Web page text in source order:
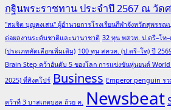
กฐินพระราชทาน ประจำปี 2567 ณ วัด
"สมจิต บุญคงเสน" ผู้อำนวยการโรงเรียนกีฬาจังหวัดสุพรร
ต่อผลงานระดับชาติและนานาชาติ 32 ทุน พสวท. ป.ตรี–โท
(ประเภทคัดเลือกเพิ่มเติม) 100 ทุน สควค. (ป.ตรี–โท) ปี
Brain Step คว้าอันดับ 5 ของโลก การแข่งขันหุ่นยนต์
2025) ที่สิงคโปร์ Business Emperor penguin ร
คว้าที่ 3 บาสเกตบอล ถ้วย ค. Newsbeat